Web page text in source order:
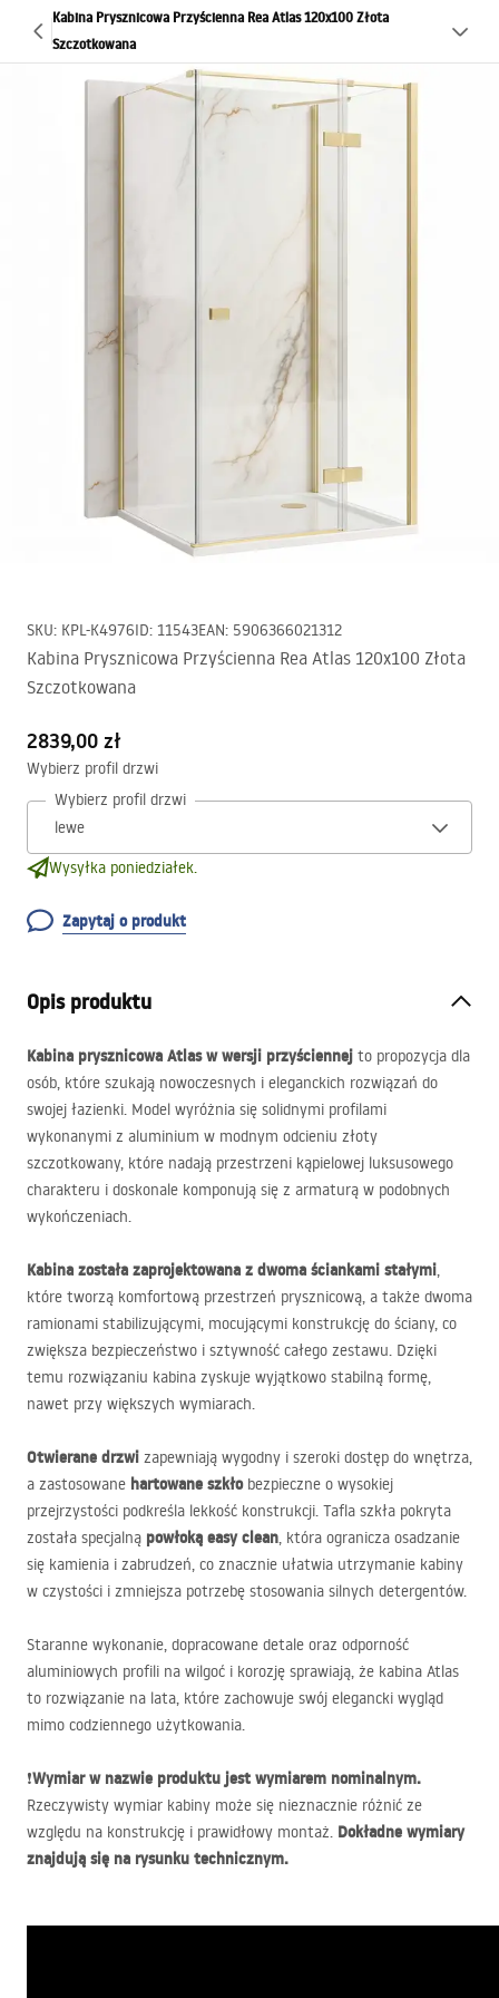
Kabina Prysznicowa Przyścienna Rea Atlas 120x100 Złota
Szczotkowana
SKU: KPL-K4976ID: 11543EAN: 5906366021312
Kabina Prysznicowa Przyścienna Rea Atlas 120x100 Złota
Szczotkowana
2839,00 zł
Wybierz profil drzwi
Wybierz profil drzwi
Wysyłka poniedziałek.
Zapytaj o produkt
Opis produktu
Kabina prysznicowa Atlas w wersji przyściennej to propozycja dla
osób, które szukają nowoczesnych i eleganckich rozwiązań do
swojej łazienki. Model wyróżnia się solidnymi profilami
wykonanymi z aluminium w modnym odcieniu złoty
szczotkowany, które nadają przestrzeni kąpielowej luksusowego
charakteru i doskonale komponują się z armaturą w podobnych
wykończeniach.
Kabina została zaprojektowana z dwoma ściankami stałymi,
które tworzą komfortową przestrzeń prysznicową, a także dwoma
ramionami stabilizującymi, mocującymi konstrukcję do ściany, co
zwiększa bezpieczeństwo i sztywność całego zestawu. Dzięki
temu rozwiązaniu kabina zyskuje wyjątkowo stabilną formę,
nawet przy większych wymiarach.
Otwierane drzwi zapewniają wygodny i szeroki dostęp do wnętrza,
a zastosowane hartowane szkłobezpieczne o wysokiej
przejrzystości podkreśla lekkość konstrukcji. Tafla szkła pokryta
została specjalną powłoką easy clean, która ogranicza osadzanie
się kamienia i zabrudzeń, co znacznie ułatwia utrzymanie kabiny
w czystości i zmniejsza potrzebę stosowania silnych detergentów.
Staranne wykonanie, dopracowane detale oraz odporność
aluminiowych profili na wilgoć i korozję sprawiają, że kabina Atlas
to rozwiązanie na lata, które zachowuje swój elegancki wygląd
mimo codziennego użytkowania.
❗Wymiar w nazwie produktu jest wymiarem nominalnym.
Rzeczywisty wymiar kabiny może się nieznacznie różnić ze
względu na konstrukcję i prawidłowy montaż. Dokładne wymiary
znajdują się na rysunku technicznym.